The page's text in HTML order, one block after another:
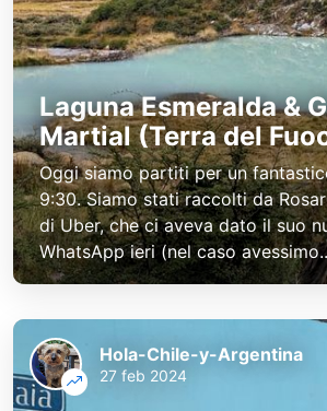
Laguna Esmeralda &
Martial (Terra del
Oggi siamo partiti per un
9:30. Siamo stati raccolti da
di Uber, che ci aveva dato il suo
WhatsApp ieri (nel caso
Hola-Chile-y-Argentina
27 feb 2024